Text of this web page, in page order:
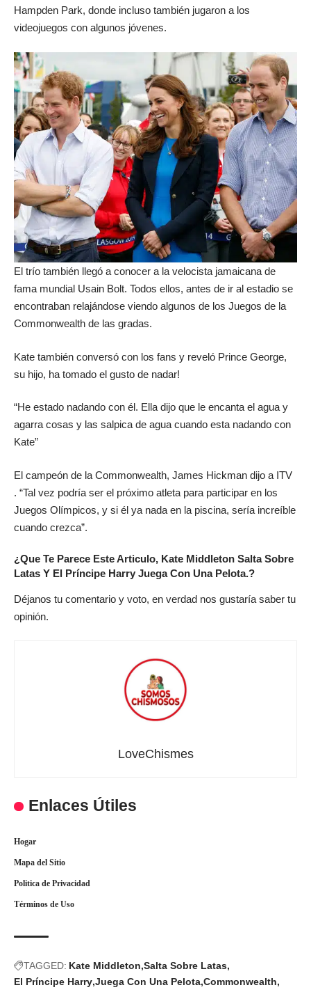
Hampden Park, donde incluso también jugaron a los
videojuegos con algunos jóvenes.
El trío también llegó a conocer a la velocista jamaicana de
fama mundial Usain Bolt. Todos ellos, antes de ir al estadio se
encontraban relajándose viendo algunos de los Juegos de la
Commonwealth de las gradas.
Kate también conversó con los fans y reveló Prince George,
su hijo, ha tomado el gusto de nadar!
“He estado nadando con él. Ella dijo que le encanta el agua y
agarra cosas y las salpica de agua cuando esta nadando con
Kate”
El campeón de la Commonwealth, James Hickman dijo a ITV
. “Tal vez podría ser el próximo atleta para participar en los
Juegos Olímpicos, y si él ya nada en la piscina, sería increíble
cuando crezca”.
¿Que Te Parece Este Articulo, Kate Middleton Salta Sobre
Latas Y El Príncipe Harry Juega Con Una Pelota.?
Déjanos tu comentario y voto, en verdad nos gustaría saber tu
opinión.
LoveChismes
Enlaces Útiles
Hogar
Mapa del Sitio
Politica de Privacidad
Términos de Uso
TAGGED: Kate Middleton Salta Sobre Latas
El Príncipe Harry Juega Con Una Pelota Commonwealth